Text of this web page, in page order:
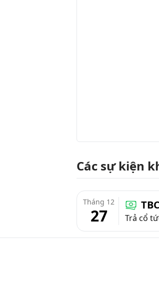
Các sự kiện
Tháng 12
27
TBC
Trả cổ